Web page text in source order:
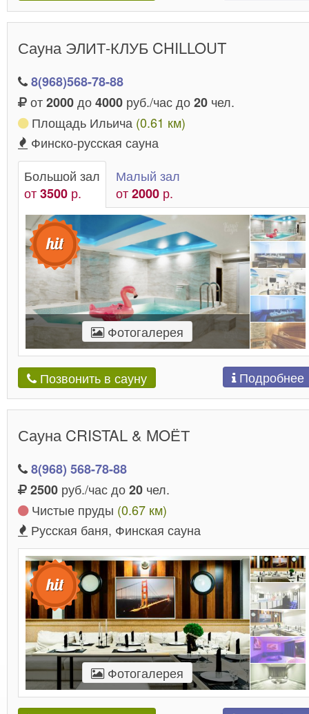
Сауна ЭЛИТ-КЛУБ CHILLOUT
8(968)568-78-88
от2000до4000 руб./час до20 чел.
Площадь Ильича (0.61 км)
Финско-русская сауна
Большой зал
от3500 р.
Малый зал
от2000 р.
Фотогалерея
Позвонить в сауну Подробнее
Сауна CRISTAL & MOЁТ
8(968) 568-78-88
2500 руб./час до20 чел.
Чистые пруды (0.67 км)
Русская баня, Финская сауна
Фотогалерея